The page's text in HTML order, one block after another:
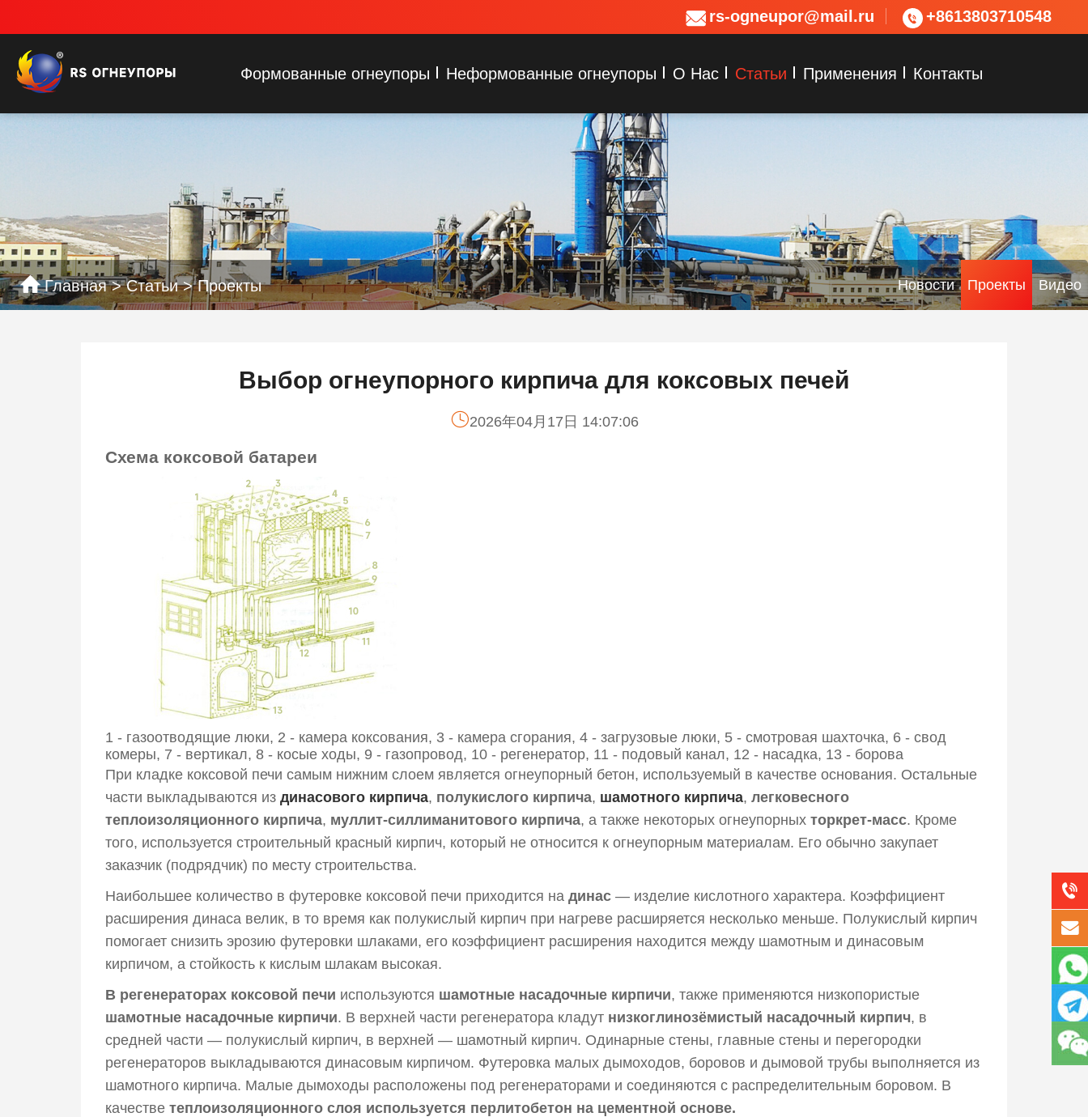
rs-ogneupor@mail.ru +8613803710548
Формованные огнеупоры Неформованные огнеупоры О Нас Статьи Применения Контакты
Главная>Статьи>Проекты Новости Проекты Видео
Выбор огнеупорного кирпича для коксовых печей
2026年04月17日 14:07:06
Схема коксовой батареи
1 - газоотводящие люки, 2 - камера коксования, 3 - камера сгорания, 4 - загрузовые люки, 5 - смотровая шахточка, 6 - свод
комеры, 7 - вертикал, 8 - косые ходы, 9 - газопровод, 10 - регенератор, 11 - подовый канал, 12 - насадка, 13 - борова
При кладке коксовой печи самым нижним слоем является огнеупорный бетон, используемый в качестве основания. Остальные
части выкладываются из динасового кирпича, полукислого кирпича, шамотного кирпича, легковесного
теплоизоляционного кирпича, муллит-силлиманитового кирпича, а также некоторых огнеупорных торкрет-масс. Кроме
того, используется строительный красный кирпич, который не относится к огнеупорным материалам. Его обычно закупает
заказчик (подрядчик) по месту строительства.
Наибольшее количество в футеровке коксовой печи приходится на динас — изделие кислотного характера. Коэффициент
расширения динаса велик, в то время как полукислый кирпич при нагреве расширяется несколько меньше. Полукислый кирпич
помогает снизить эрозию футеровки шлаками, его коэффициент расширения находится между шамотным и динасовым
кирпичом, а стойкость к кислым шлакам высокая.
В регенераторах коксовой печи используются шамотные насадочные кирпичи, также применяются низкопористые
шамотные насадочные кирпичи. В верхней части регенератора кладут низкоглинозёмистый насадочный кирпич, в
средней части — полукислый кирпич, в верхней — шамотный кирпич. Одинарные стены, главные стены и перегородки
регенераторов выкладываются динасовым кирпичом. Футеровка малых дымоходов, боровов и дымовой трубы выполняется из
шамотного кирпича. Малые дымоходы расположены под регенераторами и соединяются с распределительным боровом. В
качестве теплоизоляционного слоя используется перлитобетон на цементной основе.